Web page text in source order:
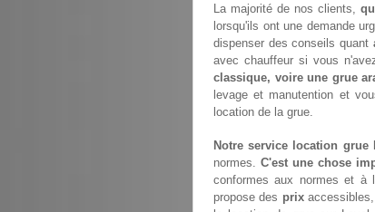
La majorité de nos clients,
lorsqu'ils ont une demande
dispenser des conseils quant
avec chauffeur si vous
classique, voire une grue
levage et manutention et
location de la grue.
Notre service location grue
normes. C'est une chose
conformes aux normes et à
propose des prixaccessibles,